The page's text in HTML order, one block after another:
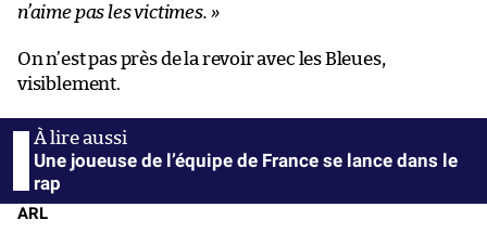
n’aime pas les victimes. »
On n’est pas près de la revoir avec les Bleues,
visiblement.
Une joueuse de l’équipe de France se lance dans le
rap
ARL